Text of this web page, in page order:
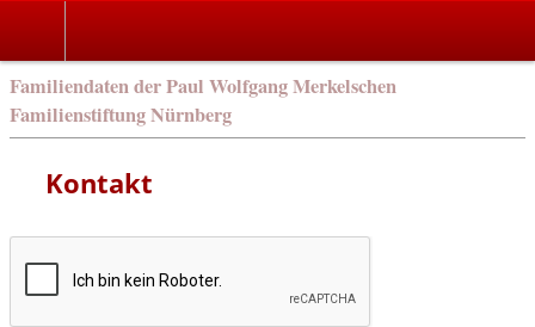
Familiendaten der Paul Wolfgang Merkelschen
Familienstiftung Nürnberg
Kontakt